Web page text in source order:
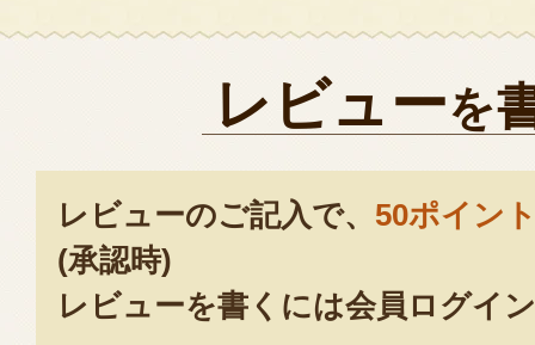
レビューを
レビューのご記入で、 50ポイン
(承認時)
レビューを書くには会員ログイ